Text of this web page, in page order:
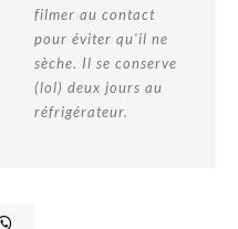
filmer au contact
pour éviter qu'il ne
sèche. Il se conserve
(lol) deux jours au
réfrigérateur.